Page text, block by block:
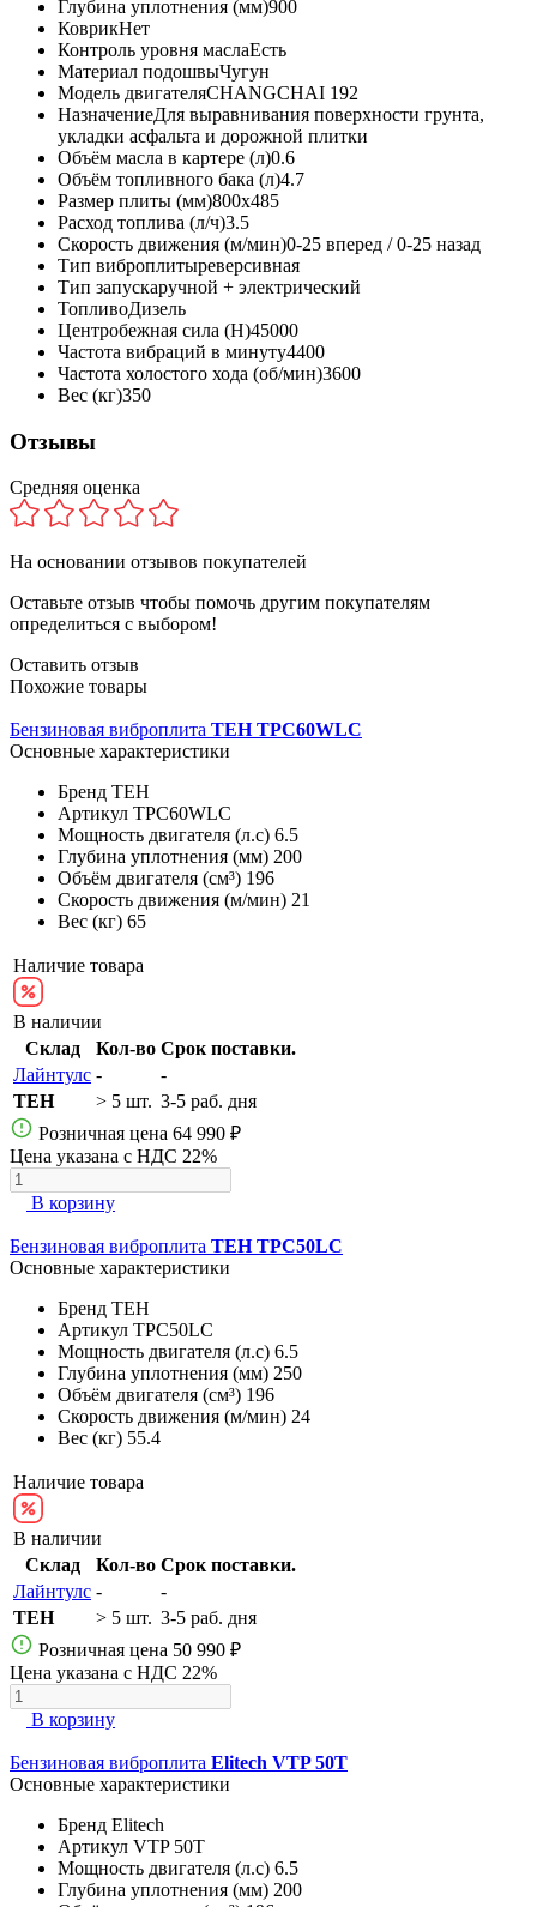
Глубина уплотнения (мм)900
КоврикНет
Контроль уровня маслаЕсть
Материал подошвыЧугун
Модель двигателяCHANGCHAI 192
НазначениеДля выравнивания поверхности грунта,
укладки асфальта и дорожной плитки
Объём масла в картере (л)0.6
Объём топливного бака (л)4.7
Размер плиты (мм)800х485
Расход топлива (л/ч)3.5
Скорость движения (м/мин)0-25 вперед / 0-25 назад
Тип виброплитыреверсивная
Тип запускаручной + электрический
ТопливоДизель
Центробежная сила (Н)45000
Частота вибраций в минуту4400
Частота холостого хода (об/мин)3600
Вес (кг)350
Отзывы
Средняя оценка
На основании отзывов покупателей
Оставьте отзыв чтобы помочь другим покупателям
определиться с выбором!
Оставить отзыв
Похожие товары
Бензиновая виброплита TEH TPC60WLC
Основные характеристики
Бренд TEH
Артикул TPC60WLC
Мощность двигателя (л.с) 6.5
Глубина уплотнения (мм) 200
Объём двигателя (см³) 196
Скорость движения (м/мин) 21
Вес (кг) 65
Наличие товара
В наличии
Склад
Кол-во Срок поставки.
Лайнтулс -
-
TEH
> 5 шт. 3-5 раб. дня
Розничная цена 64 990 ₽
Цена указана с НДС 22%
В корзину
Бензиновая виброплита TEH TPC50LC
Основные характеристики
Бренд TEH
Артикул TPC50LC
Мощность двигателя (л.с) 6.5
Глубина уплотнения (мм) 250
Объём двигателя (см³) 196
Скорость движения (м/мин) 24
Вес (кг) 55.4
Наличие товара
В наличии
Склад
Кол-во Срок поставки.
Лайнтулс -
-
TEH
> 5 шт. 3-5 раб. дня
Розничная цена 50 990 ₽
Цена указана с НДС 22%
В корзину
Бензиновая виброплита Elitech VTP 50T
Основные характеристики
Бренд Elitech
Артикул VTP 50T
Мощность двигателя (л.с) 6.5
Глубина уплотнения (мм) 200